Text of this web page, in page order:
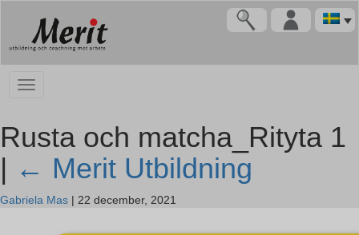
Rusta och matcha_Rityta 1
| ← Merit Utbildning
Gabriela Mas | 22 december, 2021